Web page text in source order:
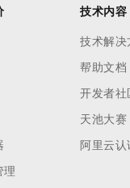
理
技术内容
技术解决
帮助文档
开发者社
天池大赛
阿里云认